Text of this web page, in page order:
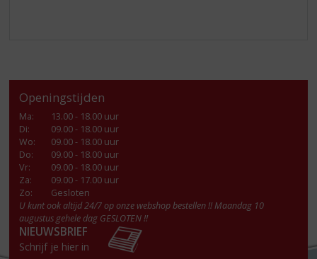
Openingstijden
Ma:
13.00 - 18.00 uur
Di:
09.00 - 18.00 uur
Wo:
09.00 - 18.00 uur
Do:
09.00 - 18.00 uur
Vr:
09.00 - 18.00 uur
Za:
09.00 - 17.00 uur
Zo:
Gesloten
U kunt ook altijd 24/7 op onze webshop bestellen !! Maandag 10
augustus gehele dag GESLOTEN !!
NIEUWSBRIEF
Schrijf je hier in